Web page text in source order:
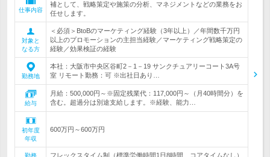
仕事内容
補として、戦略策定や施策の分析、マネジメントなどの業務をお
任せします。
対象と
なる方
＜必須＞BtoBのマーケティング経験（3年以上）／年間数千万円
以上のプロモーションの主担当経験／マーケティング戦略策定の
経験／効果検証の経験
勤務地
本社：大阪市中央区谷町2－1－19 サンクチュアリーコート3A号
室 リモート勤務：可 ※出社日あり…
給与
月給：500,000円～※固定残業代：117,000円～（月40時間分）を
含む。超過分は別途支給します。※経験、能力…
初年度
年収
600万円～600万円
勤務
フレックスタイム制（標準労働時間1日8時間 コアタイムなし）